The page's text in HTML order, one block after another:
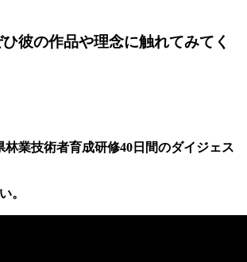
彼の作品や理念に触れてみてく
業技術者育成研修40日間のダイジェス
。